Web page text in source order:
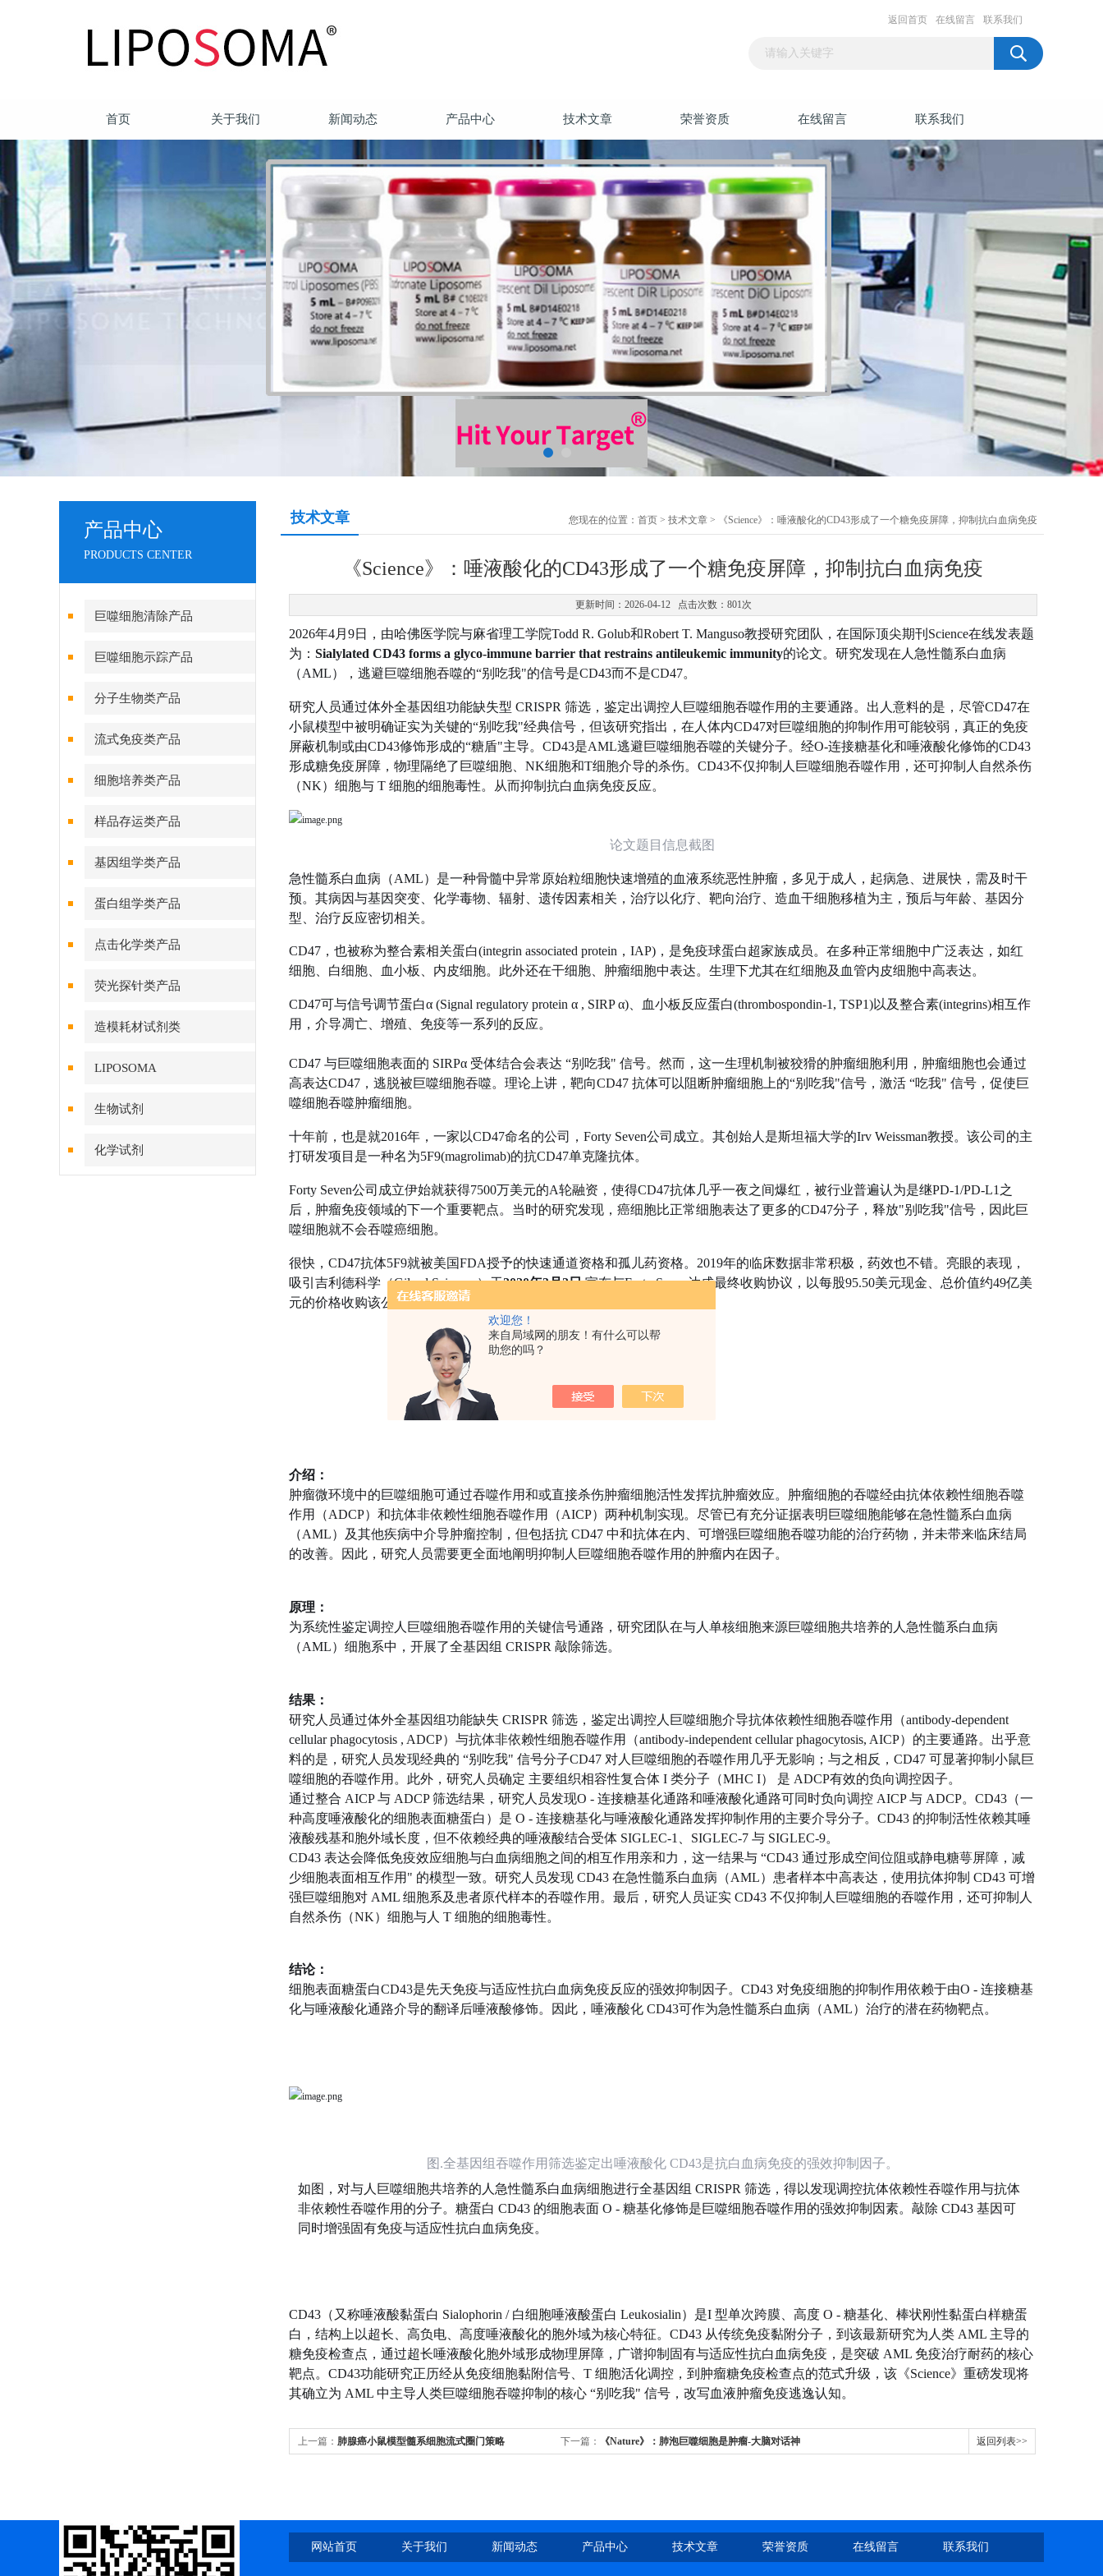
欢迎您！
来自局域网的朋友！有什么可以帮
助您的吗？
返回首页 在线留言 联系我们
首页 关于我们 新闻动态 产品中心 技术文章 荣誉资质 在线留言 联系我们
产品中心
PRODUCTS CENTER
巨噬细胞清除产品
巨噬细胞示踪产品
分子生物类产品
流式免疫类产品
细胞培养类产品
样品存运类产品
基因组学类产品
蛋白组学类产品
点击化学类产品
荧光探针类产品
造模耗材试剂类
LIPOSOMA
生物试剂
化学试剂
技术文章 您现在的位置： 首页 > 技术文章 > 《Science》：唾液酸化的CD43形成了一个糖免疫屏障，抑制抗白血病免疫
《Science》：唾液酸化的CD43形成了一个糖免疫屏障，抑制抗白血病免疫
更新时间：2026-04-12 点击次数：801次
2026年4月9日，由哈佛医学院与麻省理工学院Todd R. Golub和Robert T. Manguso教授研究团队，在国际顶尖期刊Science在线发表题
为： Sialylated CD43 forms a glyco-immune barrier that restrains antileukemic immunity的论文。研究发现在人急性髓系白血病
（AML），逃避巨噬细胞吞噬的“别吃我"的信号是CD43而不是CD47。
研究人员通过体外全基因组功能缺失型 CRISPR 筛选，鉴定出调控人巨噬细胞吞噬作用的主要通路。出人意料的是，尽管CD47在
小鼠模型中被明确证实为关键的“别吃我"经典信号，但该研究指出，在人体内CD47对巨噬细胞的抑制作用可能较弱，真正的免疫
屏蔽机制或由CD43修饰形成的“糖盾"主导。CD43是AML逃避巨噬细胞吞噬的关键分子。经O-连接糖基化和唾液酸化修饰的CD43
形成糖免疫屏障，物理隔绝了巨噬细胞、NK细胞和T细胞介导的杀伤。CD43不仅抑制人巨噬细胞吞噬作用，还可抑制人自然杀伤
（NK）细胞与 T 细胞的细胞毒性。从而抑制抗白血病免疫反应。
论文题目信息截图
‌急性髓系白血病（AML）‌是一种‌骨髓中异常原始粒细胞快速增殖‌的血液系统恶性肿瘤，多见于成人，‌起病急、进展快‌，需及时干
预。其病因与‌基因突变、化学毒物、辐射、遗传因素‌相关，治疗以‌化疗、靶向治疗、造血干细胞移植‌为主，预后与‌年龄、基因分
型、治疗反应‌密切相关。
CD47，也被称为整合素相关蛋白(integrin associated protein，IAP)，是免疫球蛋白超家族成员。在多种正常细胞中广泛表达，如红
细胞、白细胞、血小板、内皮细胞。此外还在干细胞、肿瘤细胞中表达。生理下尤其在红细胞及血管内皮细胞中高表达‌。
CD47可与信号调节蛋白α (Signal regulatory protein α , SIRP α)、血小板反应蛋白(thrombospondin-1, TSP1)以及整合素(integrins)相互作
用，介导凋亡、增殖、免疫等一系列的反应。
CD47 与巨噬细胞表面的 SIRPα 受体结合会表达 “别吃我" 信号。然而，这一生理机制被狡猾的肿瘤细胞利用，肿瘤细胞也会通过
高表达CD47，逃脱被巨噬细胞吞噬。理论上讲，靶向CD47 抗体可以阻断肿瘤细胞上的“别吃我"信号，激活 “吃我" 信号，促使巨
噬细胞吞噬肿瘤细胞。
十年前，也是就2016年，一家以CD47命名的公司，Forty Seven公司成立。其创始人是斯坦福大学的Irv Weissman教授。该公司的主
打研发项目是一种名为5F9(magrolimab)的抗CD47单克隆抗体。
Forty Seven公司成立伊始就获得7500万美元的A轮融资，使得CD47抗体几乎一夜之间爆红，被行业普遍认为是继PD-1/PD-L1之
后，肿瘤免疫领域的下一个重要靶点。当时的研究发现，癌细胞比正常细胞表达了更多的CD47分子，释放"别吃我"信号，因此巨
噬细胞就不会吞噬癌细胞。
很快，CD47抗体5F9就被美国FDA授予的快速通道资格和孤儿药资格。2019年的临床数据非常积极，药效也不错。亮眼的表现，
吸引吉利德科学（Gilead Sciences）于2020年3月2日‌ 宣布与Forty Seven达成最终收购协议，以每股95.50美元现金、总价值约49亿美
元的价格收购该公司。
截图于吉利德
介绍：
肿瘤微环境中的巨噬细胞可通过吞噬作用和或直接杀伤肿瘤细胞活性发挥抗肿瘤效应。肿瘤细胞的吞噬经由抗体依赖性细胞吞噬
作用（ADCP）和抗体非依赖性细胞吞噬作用（AICP）两种机制实现。尽管已有充分证据表明巨噬细胞能够在急性髓系白血病
（AML）及其他疾病中介导肿瘤控制，但包括抗 CD47 中和抗体在内、可增强巨噬细胞吞噬功能的治疗药物，并未带来临床结局
的改善。因此，研究人员需要更全面地阐明抑制人巨噬细胞吞噬作用的肿瘤内在因子。
原理：
为系统性鉴定调控人巨噬细胞吞噬作用的关键信号通路，研究团队在与人单核细胞来源巨噬细胞共培养的人急性髓系白血病
（AML）细胞系中，开展了全基因组 CRISPR 敲除筛选。
结果：
研究人员通过体外全基因组功能缺失 CRISPR 筛选，鉴定出调控人巨噬细胞介导抗体依赖性细胞吞噬作用（antibody-dependent
cellular phagocytosis , ADCP）与抗体非依赖性细胞吞噬作用（antibody-independent cellular phagocytosis, AICP）的主要通路。出乎意
料的是，研究人员发现经典的 “别吃我" 信号分子CD47 对人巨噬细胞的吞噬作用几乎无影响；与之相反，CD47 可显著抑制小鼠巨
噬细胞的吞噬作用。此外，研究人员确定 主要组织相容性复合体 I 类分子（MHC I） 是 ADCP有效的负向调控因子。
通过整合 AICP 与 ADCP 筛选结果，研究人员发现O - 连接糖基化通路和唾液酸化通路可同时负向调控 AICP 与 ADCP。CD43（一
种高度唾液酸化的细胞表面糖蛋白）是 O - 连接糖基化与唾液酸化通路发挥抑制作用的主要介导分子。CD43 的抑制活性依赖其唾
液酸残基和胞外域长度，但不依赖经典的唾液酸结合受体 SIGLEC-1、SIGLEC-7 与 SIGLEC-9。
CD43 表达会降低免疫效应细胞与白血病细胞之间的相互作用亲和力，这一结果与 “CD43 通过形成空间位阻或静电糖萼屏障，减
少细胞表面相互作用" 的模型一致。研究人员发现 CD43 在急性髓系白血病（AML）患者样本中高表达，使用抗体抑制 CD43 可增
强巨噬细胞对 AML 细胞系及患者原代样本的吞噬作用。最后，研究人员证实 CD43 不仅抑制人巨噬细胞的吞噬作用，还可抑制人
自然杀伤（NK）细胞与人 T 细胞的细胞毒性。
结论：
细胞表面糖蛋白CD43是先天免疫与适应性抗白血病免疫反应的强效抑制因子。CD43 对免疫细胞的抑制作用依赖于由O - 连接糖基
化与唾液酸化通路介导的翻译后唾液酸修饰。因此，唾液酸化 CD43可作为急性髓系白血病（AML）治疗的潜在药物靶点。
图.全基因组吞噬作用筛选鉴定出唾液酸化 CD43是抗白血病免疫的强效抑制因子。
如图，对与人巨噬细胞共培养的人急性髓系白血病细胞进行全基因组 CRISPR 筛选，得以发现调控抗体依赖性吞噬作用与抗体
非依赖性吞噬作用的分子。糖蛋白 CD43 的细胞表面 O - 糖基化修饰是巨噬细胞吞噬作用的强效抑制因素。敲除 CD43 基因可
同时增强固有免疫与适应性抗白血病免疫。
CD43（又称唾液酸黏蛋白 Sialophorin / 白细胞唾液酸蛋白 Leukosialin）是I 型单次跨膜、高度 O - 糖基化、棒状刚性黏蛋白样糖蛋
白，结构上以超长、高负电、高度唾液酸化的胞外域为核心特征。CD43 从传统免疫黏附分子，到该最新研究为人类 AML 主导的
糖免疫检查点，通过超长唾液酸化胞外域形成物理屏障，广谱抑制固有与适应性抗白血病免疫，是突破 AML 免疫治疗耐药的核心
靶点。CD43功能研究正历经从免疫细胞黏附信号、T 细胞活化调控，到肿瘤糖免疫检查点的范式升级，该《Science》重磅发现将
其确立为 AML 中主导人类巨噬细胞吞噬抑制的核心 “别吃我" 信号，改写血液肿瘤免疫逃逸认知。
上一篇： 肺腺癌小鼠模型髓系细胞流式圈门策略 下一篇： 《Nature》：肺泡巨噬细胞是肿瘤-大脑对话神 返回列表>>
网站首页 关于我们 新闻动态 产品中心 技术文章 荣誉资质 在线留言 联系我们